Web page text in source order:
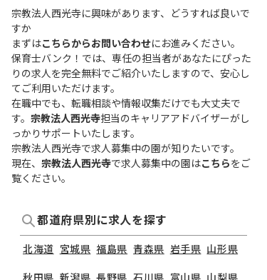
宗教法人西光寺に興味があります、どうすれば良いで
すか
まずはこちらからお問い合わせにお進みください。
保育士バンク！では、専任の担当者があなたにぴった
りの求人を完全無料でご紹介いたしますので、安心し
てご利用いただけます。
在職中でも、転職相談や情報収集だけでも大丈夫で
す。 宗教法人西光寺担当のキャリアアドバイザーがし
っかりサポートいたします。
宗教法人西光寺で求人募集中の園が知りたいです。
現在、 宗教法人西光寺で求人募集中の園はこちらをご
覧ください。
都道府県別に求人を探す
北海道 宮城県 福島県 青森県 岩手県 山形県